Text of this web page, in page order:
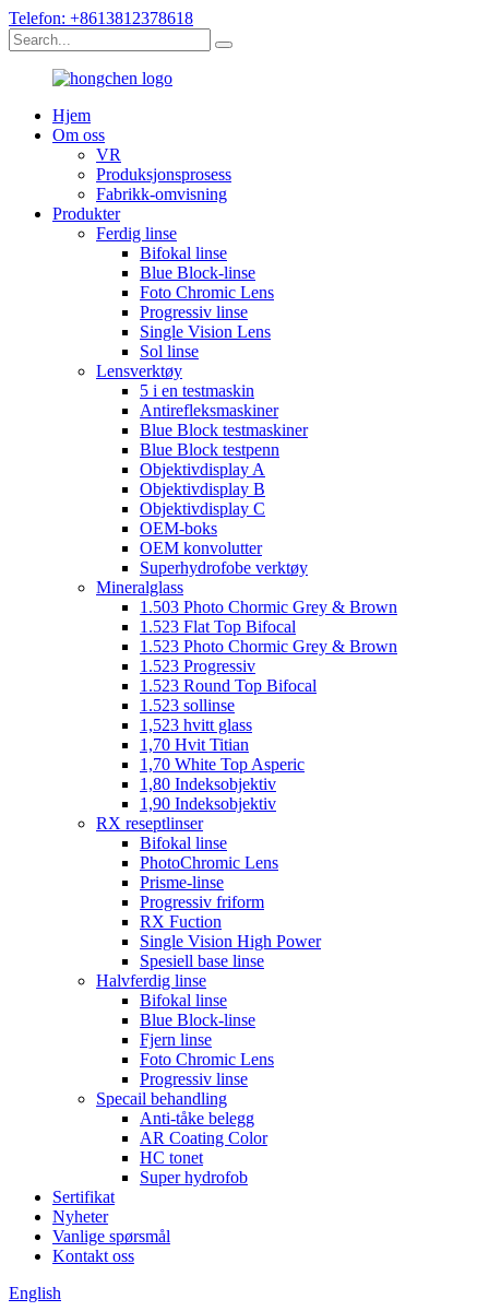
Telefon: +8613812378618
Hjem
Om oss
VR
Produksjonsprosess
Fabrikk-omvisning
Produkter
Ferdig linse
Bifokal linse
Blue Block-linse
Foto Chromic Lens
Progressiv linse
Single Vision Lens
Sol linse
Lensverktøy
5 i en testmaskin
Antirefleksmaskiner
Blue Block testmaskiner
Blue Block testpenn
Objektivdisplay A
Objektivdisplay B
Objektivdisplay C
OEM-boks
OEM konvolutter
Superhydrofobe verktøy
Mineralglass
1.503 Photo Chormic Grey & Brown
1.523 Flat Top Bifocal
1.523 Photo Chormic Grey & Brown
1.523 Progressiv
1.523 Round Top Bifocal
1.523 sollinse
1,523 hvitt glass
1,70 Hvit Titian
1,70 White Top Asperic
1,80 Indeksobjektiv
1,90 Indeksobjektiv
RX reseptlinser
Bifokal linse
PhotoChromic Lens
Prisme-linse
Progressiv friform
RX Fuction
Single Vision High Power
Spesiell base linse
Halvferdig linse
Bifokal linse
Blue Block-linse
Fjern linse
Foto Chromic Lens
Progressiv linse
Specail behandling
Anti-tåke belegg
AR Coating Color
HC tonet
Super hydrofob
Sertifikat
Nyheter
Vanlige spørsmål
Kontakt oss
English